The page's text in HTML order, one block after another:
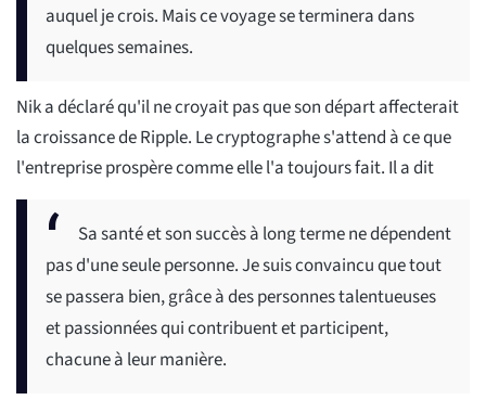
auquel je crois. Mais ce voyage se terminera dans
quelques semaines.
Nik a déclaré qu'il ne croyait pas que son départ affecterait
la croissance de Ripple. Le cryptographe s'attend à ce que
l'entreprise prospère comme elle l'a toujours fait. Il a dit
Sa santé et son succès à long terme ne dépendent
pas d'une seule personne. Je suis convaincu que tout
se passera bien, grâce à des personnes talentueuses
et passionnées qui contribuent et participent,
chacune à leur manière.